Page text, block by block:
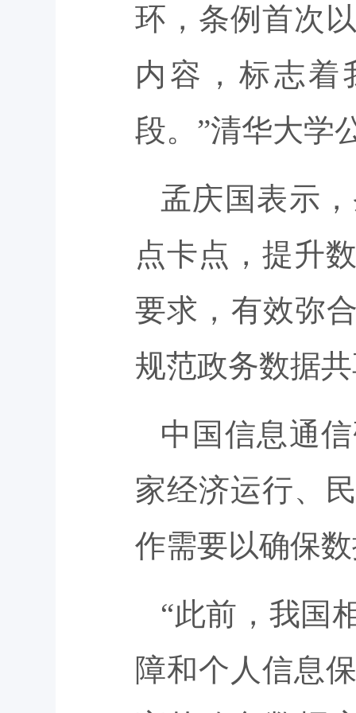
环，条例首次
内容，标志着
段。”清华大学
孟庆国表示
点卡点，提升
要求，有效弥
规范政务数据
中国信息通
家经济运行、
作需要以确保
“此前，我国
障和个人信息